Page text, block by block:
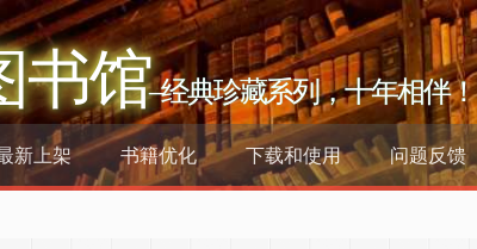
书馆–经典珍藏系列，十年相伴！
新上架 书籍优化 下载和使用 问题反馈